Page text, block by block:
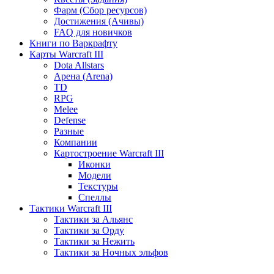
Фарм (Сбор ресурсов)
Достижения (Ачивы)
FAQ для новичков
Книги по Варкрафту
Карты Warcraft III
Dota Allstars
Арена (Arena)
TD
RPG
Melee
Defense
Разные
Компании
Картостроение Warcraft III
Иконки
Модели
Текстуры
Спеллы
Тактики Warcraft III
Тактики за Альянс
Тактики за Орду
Тактики за Нежить
Тактики за Ночных эльфов